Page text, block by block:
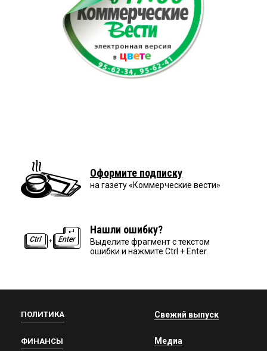
Оформите подписку
на газету «Коммерческие вести»
Нашли ошибку?
Выделите фрагмент с текстом
ошибки и нажмите Ctrl + Enter.
ПОЛИТИКА
ФИНАНСЫ
Свежий выпуск
Медиа